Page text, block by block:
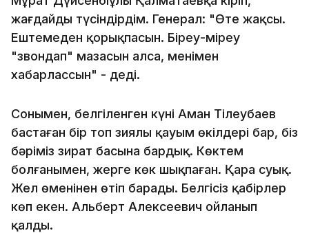
жағдайды түсіндірдім. Генерал: "Өте жақсы.
Ештемеден қорықпасын. Біреу-міреу
"звондап" мазасын алса, менімен
хабарлассын" - деді.
Сонымен, белгіленген күні Аман Тілеубаев
бастаған бір топ зиялы қауым өкілдері бар, біз
бәріміз зират басына бардық. Көктем
болғанымен, жерге көк шықпаған. Қара суық.
Жел өңменіңнен өтіп барады. Белгісіз қабірлер
көп екен. Альберт Алексеевич ойланып
қалды.